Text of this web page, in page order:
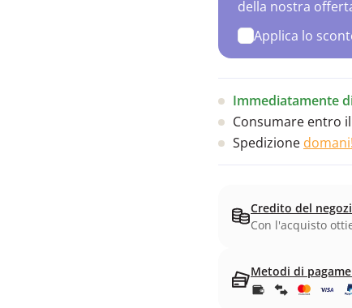
della nostra
Applica lo
Immediatamente
Consumare entro
Spedizione domani!
Credito del
Con l'acquisto
Metodi di